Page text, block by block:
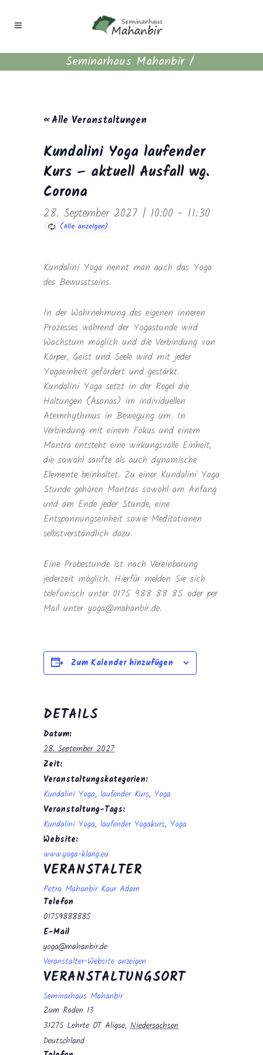
Seminarhaus Mahanbir/
« Alle Veranstaltungen
Kundalini Yoga laufender
Kurs – aktuell Ausfall wg.
Corona
28. September 2027 | 10:00 - 11:30
Kundalini Yoga nennt man auch das Yoga
des Bewusstseins.
In der Wahrnehmung des eigenen inneren
Prozesses während der Yogastunde wird
Wachstum möglich und die Verbindung von
Körper, Geist und Seele wird mit jeder
Yogaeinheit gefördert und gestärkt.
Kundalini Yoga setzt in der Regel die
Haltungen (Asanas) im individuellen
Atemrhythmus in Bewegung um. In
Verbindung mit einem Fokus und einem
Mantra entsteht eine wirkungsvolle Einheit,
die sowohl sanfte als auch dynamische
Elemente beinhaltet. Zu einer Kundalini Yoga
Stunde gehören Mantras sowohl am Anfang
und am Ende jeder Stunde, eine
Entspannungseinheit sowie Meditationen
selbstverständlich dazu.
Eine Probestunde ist nach Vereinbarung
jederzeit möglich. Hierfür melden Sie sich
telefonisch unter 0175 988 88 85 oder per
Mail unter yoga@mahanbir.de.
Zum Kalender hinzufügen
DETAILS
Datum:
28. September 2027
Zeit:
Veranstaltungskategorien:
Kundalini Yoga, laufender Kurs, Yoga
Veranstaltung-Tags:
Kundalini Yoga, laufender Yogakurs, Yoga
Website:
www.yoga-klang.eu
VERANSTALTUNGSORT
Seminarhaus Mahanbir
Zum Roden 13
31275 Lehrte OT Aligse, Niedersachsen
Deutschland
VERANSTALTER
Petra Mahanbir Kaur Adam
Telefon
01759888885
E-Mail
yoga@mahanbir.de
Veranstalter-Website anzeigen